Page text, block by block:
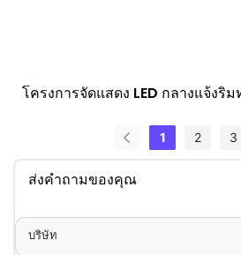
โครงการจัดแสดง LED กลางแจ้งริ
1 2 3
ส่งคำถามของคุณ
บริษัท